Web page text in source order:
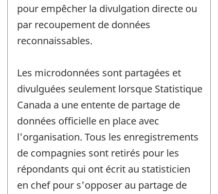
pour empêcher la divulgation directe ou
par recoupement de données
reconnaissables.
Les microdonnées sont partagées et
divulguées seulement lorsque Statistique
Canada a une entente de partage de
données officielle en place avec
l'organisation. Tous les enregistrements
de compagnies sont retirés pour les
répondants qui ont écrit au statisticien
en chef pour s'opposer au partage de